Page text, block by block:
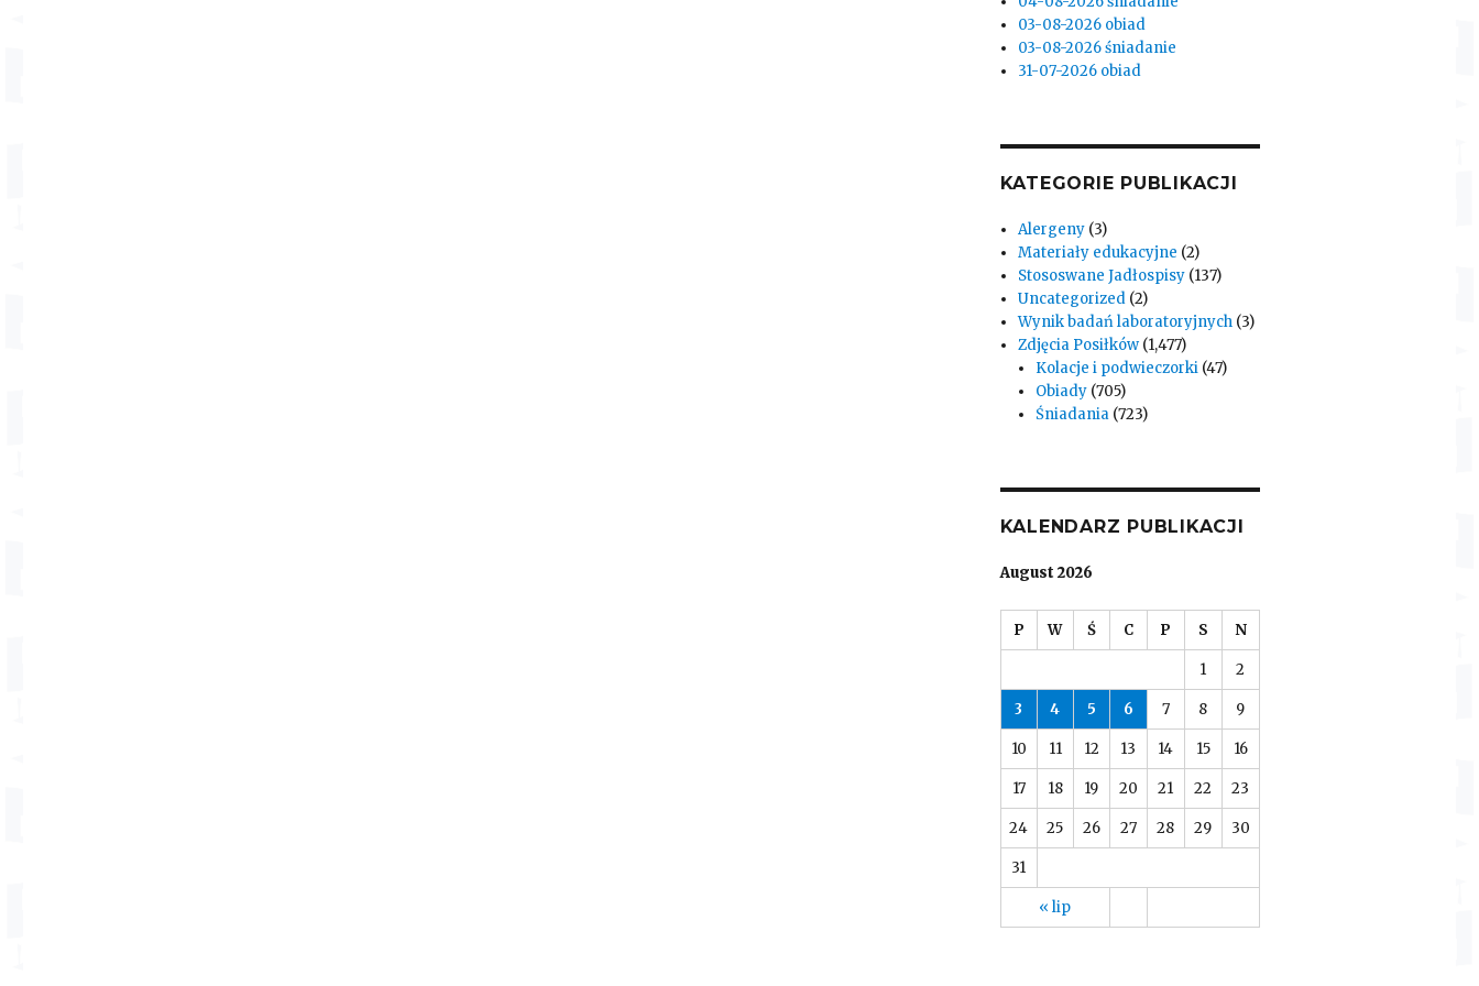
03-08-2026 obiad
03-08-2026 śniadanie
31-07-2026 obiad
KATEGORIE PUBLIKACJI
Alergeny(3)
Materiały edukacyjne (2)
Stososwane Jadłospisy(137)
Uncategorized(2)
Wynik badań laboratoryjnych(3)
Zdjęcia Posiłków(1,477)
Kolacje i podwieczorki (47)
Obiady (705)
Śniadania (723)
KALENDARZ PUBLIKACJI
August 2026
P W Ś C P S N
« lip
1 2
3 4 5 6 7 8 9
10 11 12 13 14 15 16
17 18 19 20 21 22 23
24 25 26 27 28 29 30
31